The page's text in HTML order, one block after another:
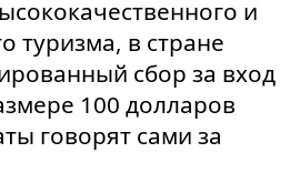
и
туризма, в стране
сбор за вход
100 долларов
говорят сами за